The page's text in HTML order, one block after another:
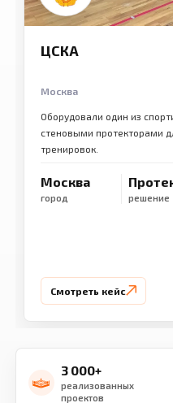
ЦСКА
Москва
Оборудовали один из
стеновыми протекторами
тренировок.
Москва
город решение
Смотреть кейс
3 000+
реализованных
проектов